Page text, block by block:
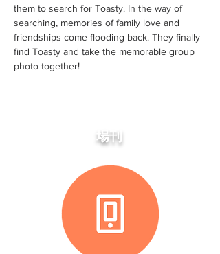
them to search for Toasty. In the way of
searching, memories of family love and
friendships come flooding back. They finally
find Toasty and take the memorable group
photo together!
場刊